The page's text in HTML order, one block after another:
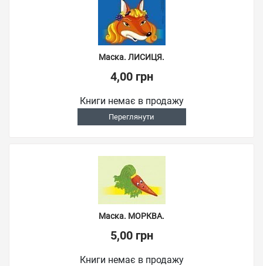
Маска. ЛИСИЦЯ.
4,00 грн
Книги немає в продажу
Переглянути
Маска. МОРКВА.
5,00 грн
Книги немає в продажу